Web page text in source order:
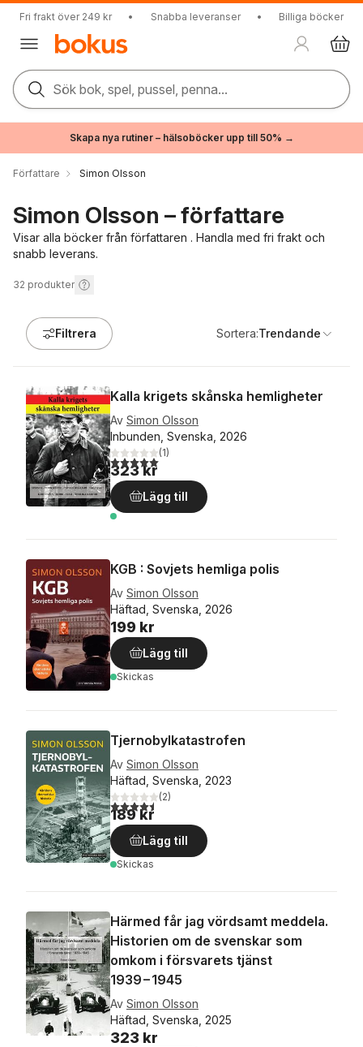
Fri frakt över 249 kr • Snabba leveranser • Billiga böcker
Sök bok, spel, pussel, penna...
Skapa nya rutiner – hälsoböcker upp till 50% →
Författare Simon Olsson
Simon Olsson – författare
Visar alla böcker från författaren . Handla med fri frakt och
snabb leverans.
32 produkter
Filtrera Sortera:Trendande
Kalla krigets skånska hemligheter
Av Simon Olsson
Inbunden, Svenska, 2026
5,0utav 5 stjärnor. Totalt antal röster:
(1)
323 kr
Lägg till
KGB : Sovjets hemliga polis
Av Simon Olsson
Häftad, Svenska, 2026
199 kr
Lägg till
Skickas
Tjernobylkatastrofen
Av Simon Olsson
Häftad, Svenska, 2023
4,5utav 5 stjärnor. Totalt antal röster:
(2)
189 kr
Lägg till
Skickas
Härmed får jag vördsamt meddela.
Historien om de svenskar som
omkom i försvarets tjänst
1939−1945
Av Simon Olsson
Häftad, Svenska, 2025
323 kr